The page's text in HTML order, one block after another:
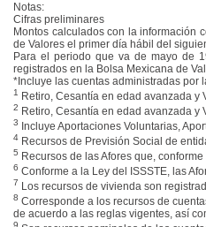
Notas:
Cifras preliminares
Montos calculados con la información
de Valores el primer día hábil del
Para el periodo que va de mayo de
registrados en la Bolsa Mexicana de
*Incluye las cuentas administradas por
1 Retiro, Cesantía en edad avanzada y
2 Retiro, Cesantía en edad avanzada y
3 Incluye Aportaciones Voluntarias,
4 Recursos de Previsión Social de
5 Recursos de las Afores que,
6 Conforme a la Ley del ISSSTE, las
7 Los recursos de vivienda son
8 Corresponde a los recursos de
de acuerdo a las reglas vigentes, así